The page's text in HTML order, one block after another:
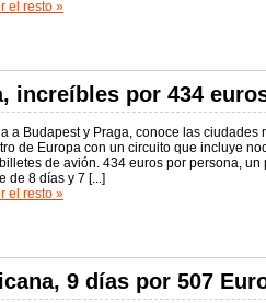
el resto »
increíbles por 434
a Budapest y Praga, conoce las ciudades
de Europa con un circuito que incluye
de avión. 434 euros por persona,
de 8 días y 7 [...]
el resto »
9 días por 507